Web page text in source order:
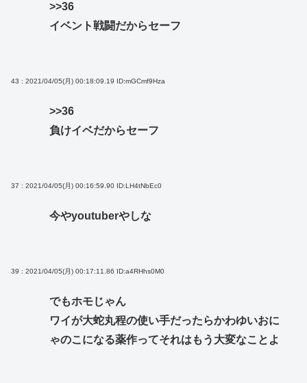
>>36
イベント戦闘だからセーフ
43 : 2021/04/05(月) 00:18:09.19 ID:mGCmf9Hza
>>36
負けイベだからセーフ
37 : 2021/04/05(月) 00:16:59.90 ID:LH4tNbEc0
今やyoutuberやしな
39 : 2021/04/05(月) 00:17:11.86 ID:a4RHhs0M0
でもホモじゃん
ワイが大蛇丸程の使い手だったらかわゆいおに
ゃのこになる薬作ってそれはもう大変なことよ